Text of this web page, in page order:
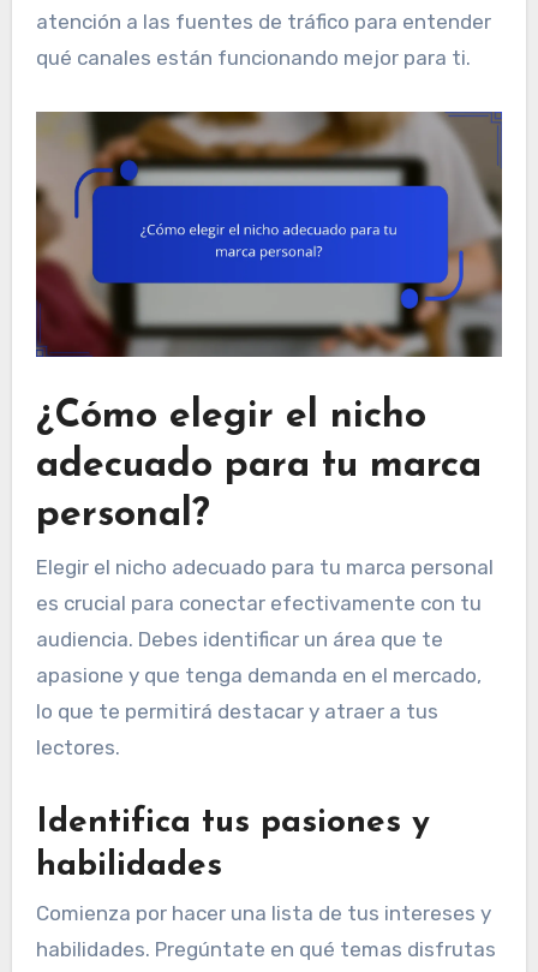
atención a las fuentes de tráfico para entender
qué canales están funcionando mejor para ti.
¿Cómo elegir el nicho
adecuado para tu marca
personal?
Elegir el nicho adecuado para tu marca personal
es crucial para conectar efectivamente con tu
audiencia. Debes identificar un área que te
apasione y que tenga demanda en el mercado,
lo que te permitirá destacar y atraer a tus
lectores.
Identifica tus pasiones y
habilidades
Comienza por hacer una lista de tus intereses y
habilidades. Pregúntate en qué temas disfrutas